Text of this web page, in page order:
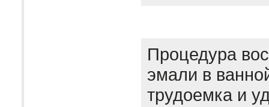
Процедура
эмали в
трудоемка и